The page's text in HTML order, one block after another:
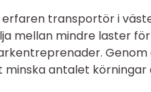
erfaren transportör i
mellan mindre laster
minska antalet körningar